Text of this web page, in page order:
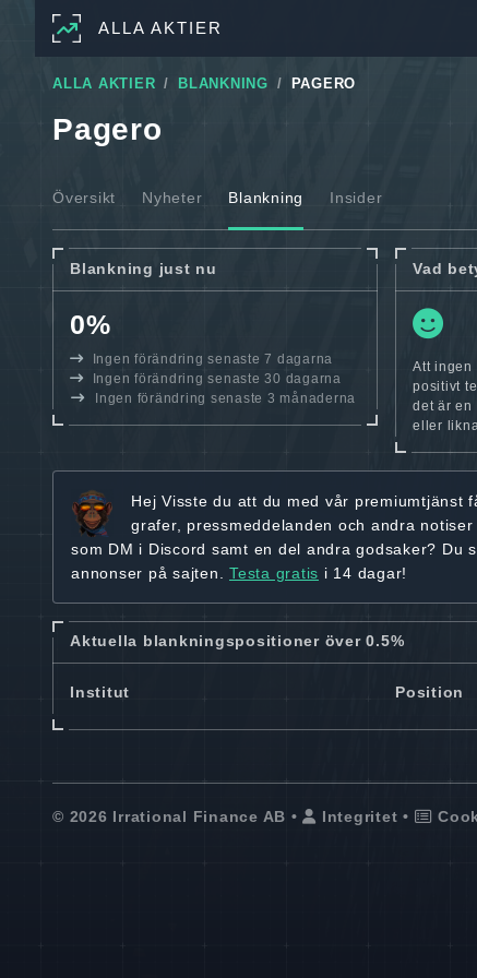
ALLA AKTIER
ALLA AKTIER BLANKNING PAGERO
Pagero
Översikt Nyheter Blankning Insider
Blankning just nu
0%
Ingen förändring senaste 7 dagarna
Ingen förändring senaste 30 dagarna
Ingen förändring senaste 3 månaderna
Vad
Att ingen
positivt
det är en
eller
Hej Visste du att du med vår premiumtjänst
grafer, pressmeddelanden och andra
som DM i Discord samt en del andra godsaker? Du
annonser på sajten. Testa gratis i 14 dagar!
Aktuella blankningspositioner över 0.5%
Institut Position
© 2026 Irrational Finance AB • Integritet •